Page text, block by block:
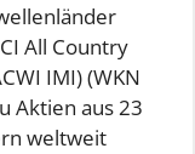
All Country
IMI) (WKN
Aktien aus 23
weltweit